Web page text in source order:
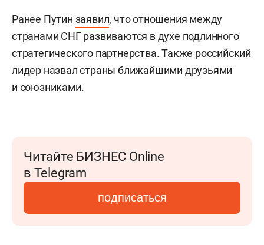
Ранее Путин заявил, что отношения между
странами СНГ развиваются в духе подлинного
стратегического партнерства. Также российский
лидер назвал страны ближайшими друзьями
и союзниками.
Читайте БИЗНЕС Online
в Telegram
подписаться